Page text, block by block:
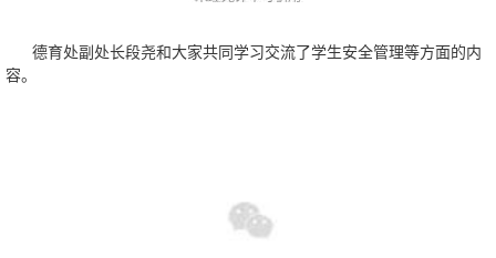
德育处副处长段尧和大家共同学习交流了学生安全管理等方面的内
容。